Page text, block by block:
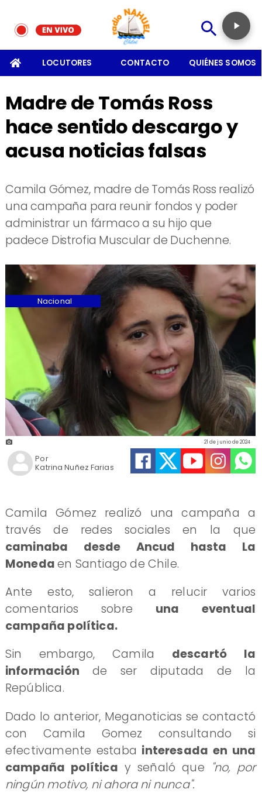
LOCUTORES CONTACTO QUIÉNES SOMOS
Madre de Tomás Ross
hace sentido descargo y
acusa noticias falsas
Camila Gómez, madre de Tomás Ross realizó
una campaña para reunir fondos y poder
administrar un fármaco a su hijo que
padece Distrofia Muscular de Duchenne.
Katrina Nuñez Farias
21 de junio de 2024
Nacional
Por
Camila Gómez realizó una campaña a
través de redes sociales en la que
caminaba desde Ancud hasta La
Monedaen Santiago de Chile.
Ante esto, salieron a relucir varios
comentarios sobre una eventual
campaña política.
Sin embargo, Camila descartó la
información de ser diputada de la
República.
Dado lo anterior, Meganoticias se contactó
con Camila Gomez consultando si
efectivamente estaba interesada en una
campaña política y señaló que "no, por
ningún motivo, ni ahora ni nunca".